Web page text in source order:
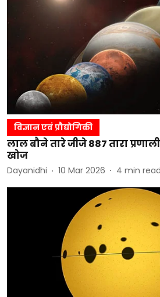
विज्ञान एवं प्रौद्योगिकी
लाल बौने तारे जीजे 887 तारा
खोज
Dayanidhi 10 Mar 2026 4 min read